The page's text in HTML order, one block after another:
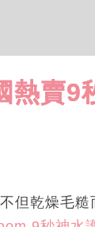
熱賣9
但乾燥毛